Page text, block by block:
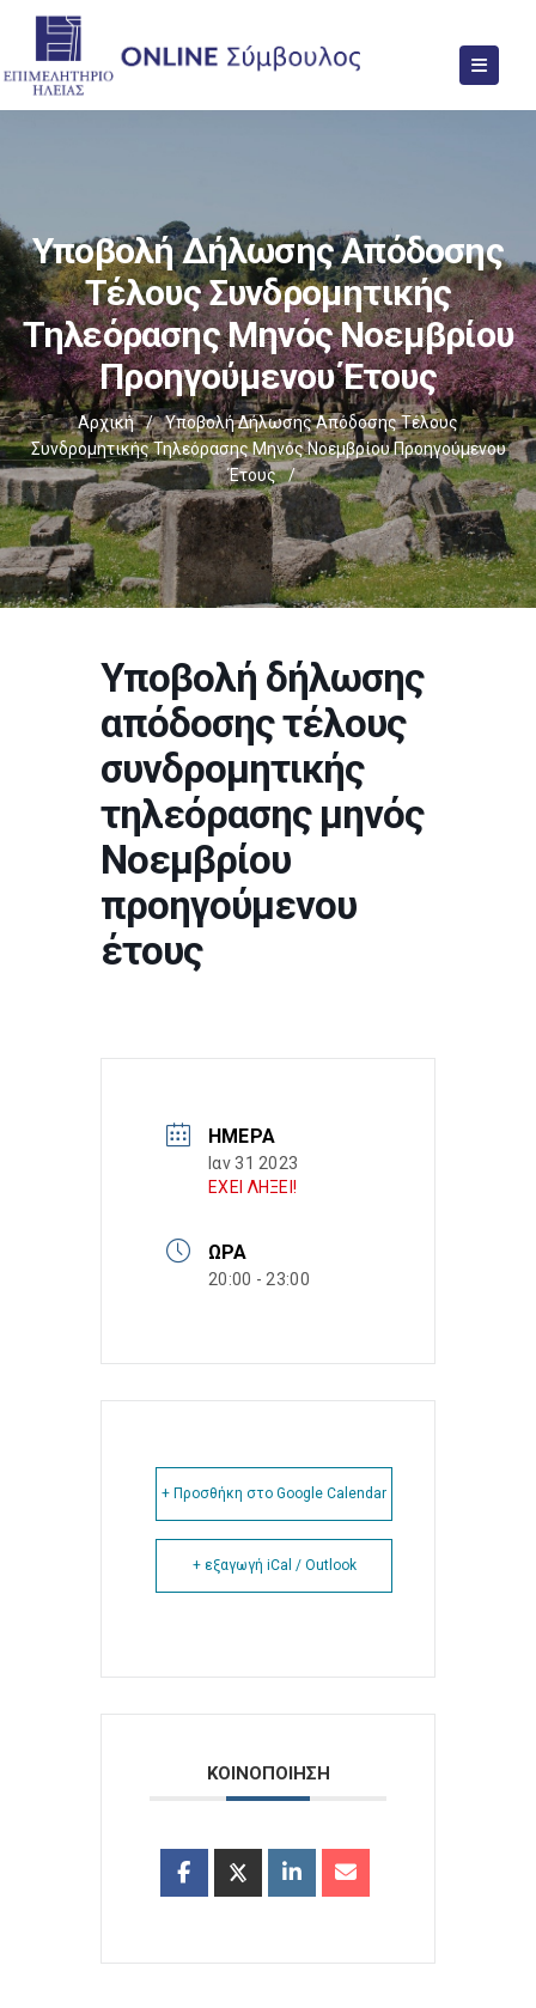
Υποβολή Δήλωσης Απόδοσης
Τέλους Συνδρομητικής
Τηλεόρασης Μηνός Νοεμβρίου
Προηγούμενου Έτους
Αρχική /
Υποβολή Δήλωσης Απόδοσης Τέλους
Συνδρομητικής Τηλεόρασης Μηνός Νοεμβρίου Προηγούμενου
Έτους
/
Υποβολή δήλωσης
απόδοσης τέλους
συνδρομητικής
τηλεόρασης μηνός
Νοεμβρίου
προηγούμενου
έτους
ΗΜΈΡΑ
Ιαν 31 2023
ΕΧΕΙ ΛΗΞΕΙ!
ΏΡΑ
20:00 - 23:00
+ Προσθήκη στο Google Calendar
+ εξαγωγή iCal / Outlook
ΚΟΙΝΟΠΟΙΗΣΗ